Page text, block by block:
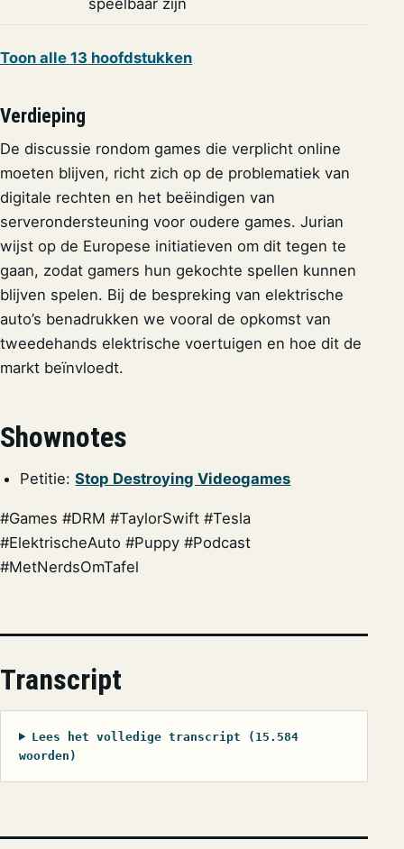
speelbaar zijn
Toon alle 13 hoofdstukken
Verdieping
De discussie rondom games die verplicht online
moeten blijven, richt zich op de problematiek van
digitale rechten en het beëindigen van
serverondersteuning voor oudere games. Jurian
wijst op de Europese initiatieven om dit tegen te
gaan, zodat gamers hun gekochte spellen kunnen
blijven spelen. Bij de bespreking van elektrische
auto’s benadrukken we vooral de opkomst van
tweedehands elektrische voertuigen en hoe dit de
markt beïnvloedt.
Shownotes
Petitie:Stop Destroying Videogames
#Games #DRM #TaylorSwift #Tesla
#ElektrischeAuto #Puppy #Podcast
#MetNerdsOmTafel
Transcript
Lees het volledige transcript (15.584
woorden)